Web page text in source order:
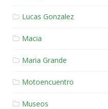
Lucas Gonzalez
Macia
Maria Grande
Motoencuentro
Museos